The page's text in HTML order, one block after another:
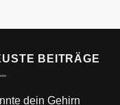
BEITRÄGE
dein Gehirn